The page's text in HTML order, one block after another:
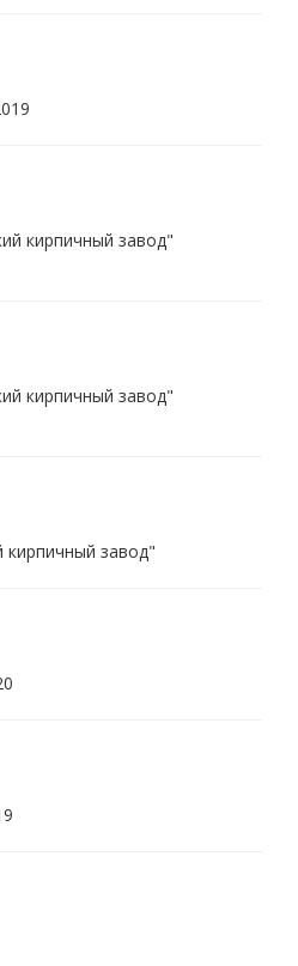
кирпичный завод"
кирпичный завод"
кирпичный завод"